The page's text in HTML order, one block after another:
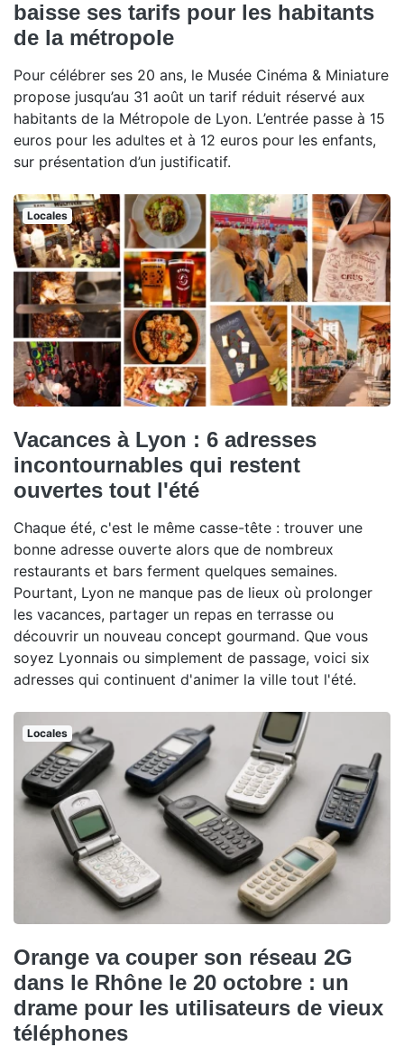
baisse ses tarifs pour les habitants
de la métropole
Pour célébrer ses 20 ans, le Musée Cinéma & Miniature
propose jusqu’au 31 août un tarif réduit réservé aux
habitants de la Métropole de Lyon. L’entrée passe à 15
euros pour les adultes et à 12 euros pour les enfants,
sur présentation d’un justificatif.
Locales
Vacances à Lyon : 6 adresses
incontournables qui restent
ouvertes tout l'été
Chaque été, c'est le même casse-tête : trouver une
bonne adresse ouverte alors que de nombreux
restaurants et bars ferment quelques semaines.
Pourtant, Lyon ne manque pas de lieux où prolonger
les vacances, partager un repas en terrasse ou
découvrir un nouveau concept gourmand. Que vous
soyez Lyonnais ou simplement de passage, voici six
adresses qui continuent d'animer la ville tout l'été.
Locales
Orange va couper son réseau 2G
dans le Rhône le 20 octobre : un
drame pour les utilisateurs de vieux
téléphones